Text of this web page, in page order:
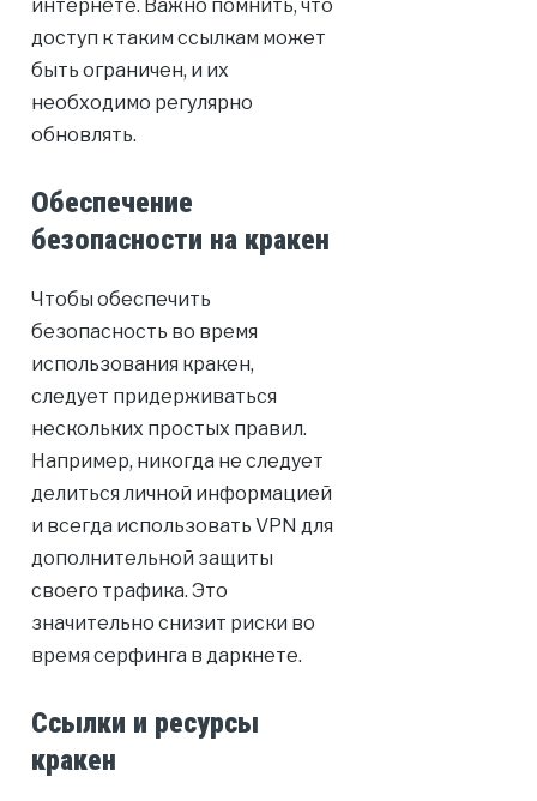
интернете. Важно помнить, что
доступ к таким ссылкам может
быть ограничен, и их
необходимо регулярно
обновлять.
Обеспечение
безопасности на кракен
Чтобы обеспечить
безопасность во время
использования кракен,
следует придерживаться
нескольких простых правил.
Например, никогда не следует
делиться личной информацией
и всегда использовать VPN для
дополнительной защиты
своего трафика. Это
значительно снизит риски во
время серфинга в даркнете.
Ссылки и ресурсы
кракен